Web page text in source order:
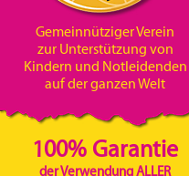
Gemeinnütziger Verein
zur Unterstützung von
Kindern und Notleidenden
auf der ganzen Welt
100% Garantie
der Verwendung ALLER